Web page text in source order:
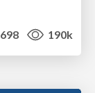
698 190k